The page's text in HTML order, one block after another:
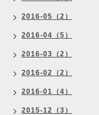
2016-05（2）
2016-04（5）
2016-03（2）
2016-02（2）
2016-01（4）
2015-12（3）